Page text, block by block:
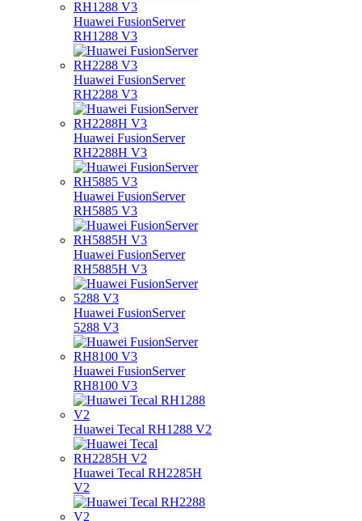
Huawei FusionServer
RH1288 V3
Huawei FusionServer
RH2288 V3
Huawei FusionServer
RH2288H V3
Huawei FusionServer
RH5885 V3
Huawei FusionServer
RH5885H V3
Huawei FusionServer
5288 V3
Huawei FusionServer
RH8100 V3
Huawei Tecal RH1288 V2
Huawei Tecal RH2285H
V2